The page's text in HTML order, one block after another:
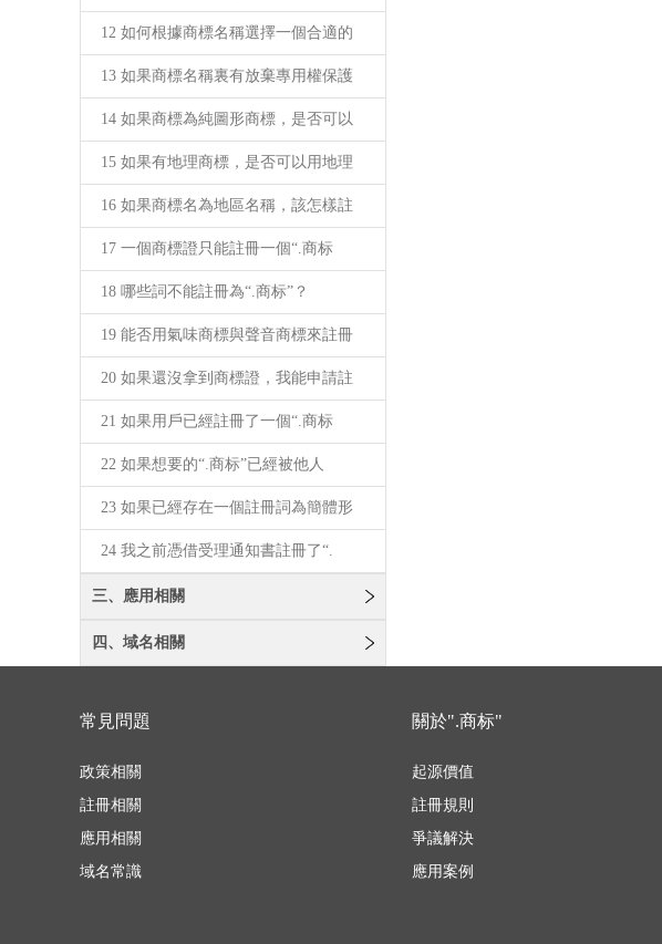
12 如何根據商標名稱選擇一個合適的
13 如果商標名稱裏有放棄專用權保護
14 如果商標為純圖形商標，是否可以
15 如果有地理商標，是否可以用地理
16 如果商標名為地區名稱，該怎樣註
17 一個商標證只能註冊一個“.商标
18 哪些詞不能註冊為“.商标”？
19 能否用氣味商標與聲音商標來註冊
20 如果還沒拿到商標證，我能申請註
21 如果用戶已經註冊了一個“.商标
22 如果想要的“.商标”已經被他人
23 如果已經存在一個註冊詞為簡體形
24 我之前憑借受理通知書註冊了“.
三、應用相關
四、域名相關
常見問題
政策相關
註冊相關
應用相關
域名常識
關於".商标"
起源價值
註冊規則
爭議解決
應用案例